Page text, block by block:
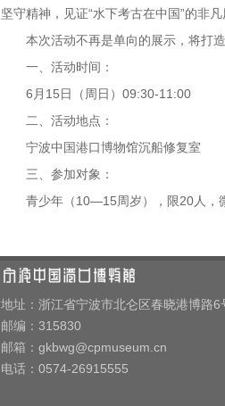
坚守精神，见证“水下考古在中国”的非凡
本次活动不再是单向的展示，将打造“
一、活动时间：
6月15日（周日）09:30-11:00
二、活动地点：
宁波中国港口博物馆沉船修复室
三、参加对象：
青少年（10—15周岁），限20人，
地址：浙江省宁波市北仑区春晓港博路6
邮编：315830
邮箱：gkbwg@cpmuseum.cn
电话：0574-26915555